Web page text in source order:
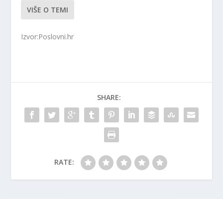
VIŠE O TEMI
Izvor:Poslovni.hr
SHARE:
RATE: